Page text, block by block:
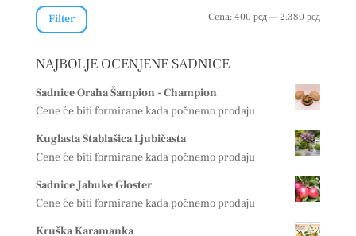
Filter Cena:400 рсд—2.380 рсд
NAJBOLJE OCENJENE SADNICE
Sadnice Oraha Šampion - Champion
Cene će biti formirane kada počnemo prodaju
Kuglasta Stablašica Ljubičasta
Cene će biti formirane kada počnemo prodaju
Sadnice Jabuke Gloster
Cene će biti formirane kada počnemo prodaju
Kruška Karamanka